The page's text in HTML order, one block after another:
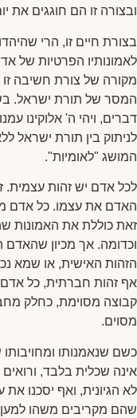
ובצורה זו הם חוגגים את
בצורת חיים זו, הרי
לאמונותיו הפרטיות של
מקורה של צורת חשיבה זו
המסר של תורת ישראל.
דברים, ויהי ה' אלוקינו
לניתוק בין תורת ישראל
המושג "לאומיות".
לכל אדם יש זהות
האדם את עצמו. כל אדם
זאת כוללת את האמונות
וכדומה. אך מכיון
הזהות האישית, או שמא
אף זהות חברתית, כל
קבוצה מסוימת, כחלק
מסוים.
כשם שנאמנותו
אינה שכלית בלבד,
לא הגיונית, ואף יסכנו
שהם מקריבים משהו